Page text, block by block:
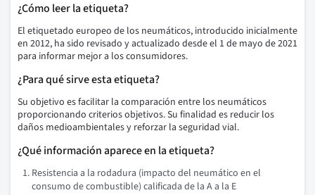
¿Cómo leer la etiqueta?
El etiquetado europeo de los neumáticos, introducido inicialmente
en 2012, ha sido revisado y actualizado desde el 1 de mayo de 2021
para informar mejor a los consumidores.
¿Para qué sirve esta etiqueta?
Su objetivo es facilitar la comparación entre los neumáticos
proporcionando criterios objetivos. Su finalidad es reducir los
daños medioambientales y reforzar la seguridad vial.
¿Qué información aparece en la etiqueta?
Resistencia a la rodadura (impacto del neumático en el
consumo de combustible) calificada de la A a la E